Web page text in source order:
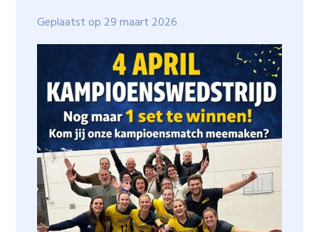
Geplaatst op 29 maart 2026